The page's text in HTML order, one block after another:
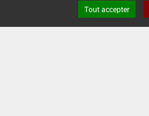
Tout accepter